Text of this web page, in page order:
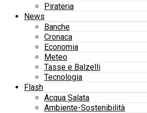
Pirateria
News
Banche
Cronaca
Economia
Meteo
Tasse e Balzelli
Tecnologia
Flash
Acqua Salata
Ambiente-Sostenibilità